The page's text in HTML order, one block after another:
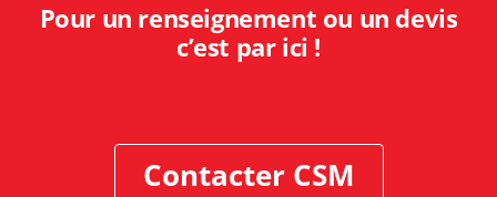
Pour un renseignement ou un devis
c’est par ici !
Contacter CSM